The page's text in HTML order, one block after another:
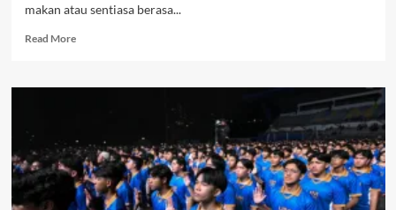
makan atau sentiasa berasa...
Read More